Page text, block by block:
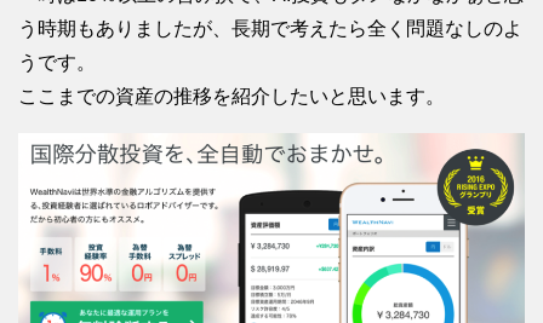
う時期もありましたが、長期で考えたら全く問題なしのよ
うです。
ここまでの資産の推移を紹介したいと思います。